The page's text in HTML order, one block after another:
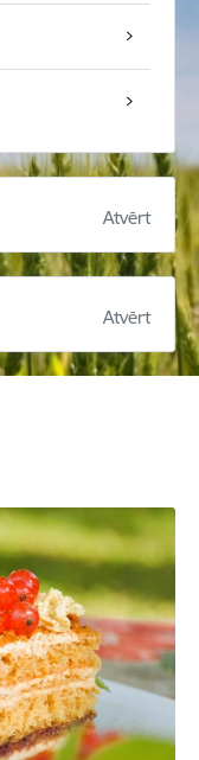
Atvērt
Atvērt